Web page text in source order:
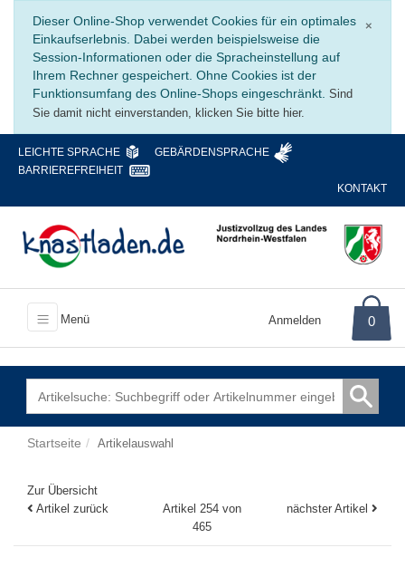
×
Dieser Online-Shop verwendet Cookies für ein optimales
Einkaufserlebnis. Dabei werden beispielsweise die
Session-Informationen oder die Spracheinstellung auf
Ihrem Rechner gespeichert. Ohne Cookies ist der
Funktionsumfang des Online-Shops eingeschränkt. Sind
Sie damit nicht einverstanden, klicken Sie bitte hier.
LEICHTE SPRACHE
GEBÄRDENSPRACHE
BARRIEREFREIHEIT
KONTAKT
Menü Anmelden 0
Startseite Artikelauswahl
Zur Übersicht
Artikel zurück
Artikel 254 von
465
nächster Artikel